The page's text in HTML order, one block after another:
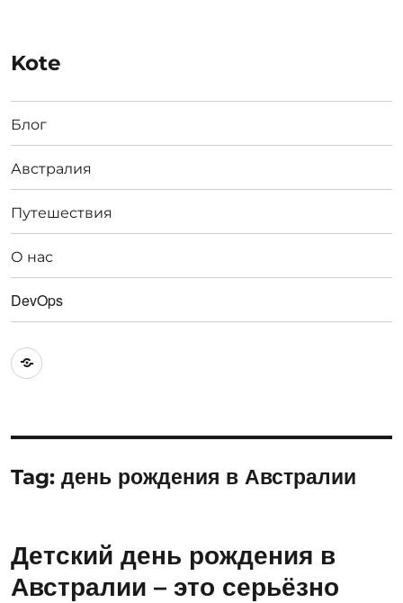
Kote
Блог
Австралия
Путешествия
О нас
DevOps
Австралия
Tag:день рождения в Австралии
Детский день рождения в
Австралии – это серьёзно